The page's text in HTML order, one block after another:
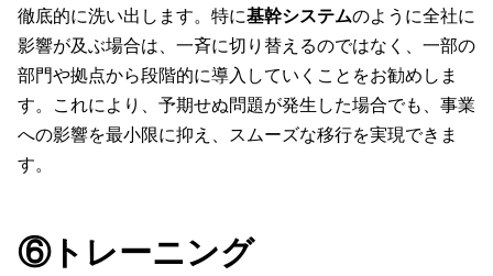
徹底的に洗い出します。特に基幹システムのように全社に
影響が及ぶ場合は、一斉に切り替えるのではなく、一部の
部門や拠点から段階的に導入していくことをお勧めしま
す。これにより、予期せぬ問題が発生した場合でも、事業
への影響を最小限に抑え、スムーズな移行を実現できま
す。
⑥トレーニング